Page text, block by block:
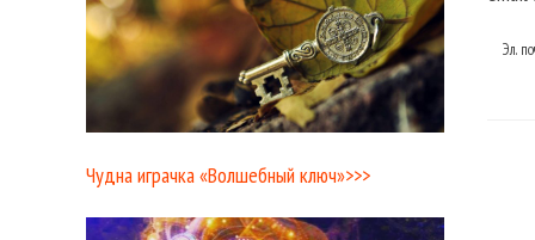
Эл.
Чудна играчка «Волшебный ключ»>>>